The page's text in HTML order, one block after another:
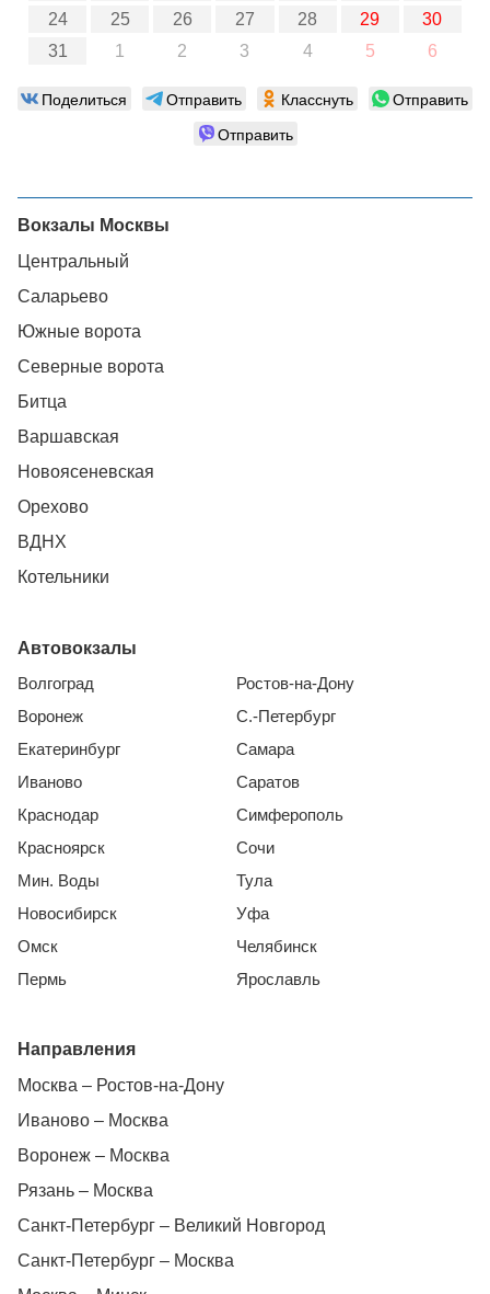
24
25 26 27 28 29
30
31
1 2 3 4 5 6
Поделиться Отправить Класснуть
Отправить
Отправить
Вокзалы Москвы
Центральный
Саларьево
Южные ворота
Северные ворота
Битца
Варшавская
Новоясеневская
Орехово
ВДНХ
Котельники
Автовокзалы
Волгоград
Воронеж
Екатеринбург
Иваново
Краснодар
Красноярск
Мин. Воды
Новосибирск
Омск
Пермь
Ростов-на-Дону
С.-Петербург
Самара
Саратов
Симферополь
Сочи
Тула
Уфа
Челябинск
Ярославль
Направления
Москва – Ростов-на-Дону
Иваново – Москва
Воронеж – Москва
Рязань – Москва
Санкт-Петербург – Великий Новгород
Санкт-Петербург – Москва